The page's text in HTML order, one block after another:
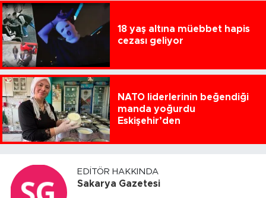
18 yaş altına müebbet hapis
cezası geliyor
NATO liderlerinin beğendiği
manda yoğurdu
Eskişehir’den
EDITÖR HAKKINDA
Sakarya Gazetesi